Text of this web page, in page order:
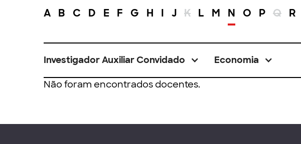
A B C D E F G H I J K L M N O P Q R
Investigador Auxiliar Convidado Economia
Não foram encontrados docentes.